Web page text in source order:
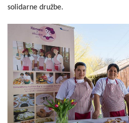
solidarne družbe.